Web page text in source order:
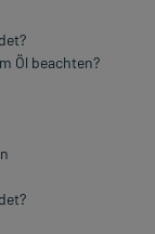
Öl beachten?